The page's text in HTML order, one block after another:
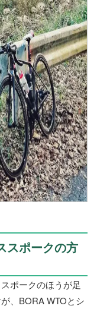
スポークの方
ポークのほうが足
、BORA WTOとシ